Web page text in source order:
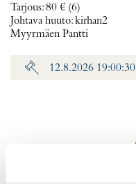
Tarjous:80 € (6)
Johtava huuto:kirhan2
Myyrmäen Pantti
12.8.2026 19:00:30